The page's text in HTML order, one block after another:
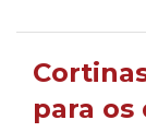
para os